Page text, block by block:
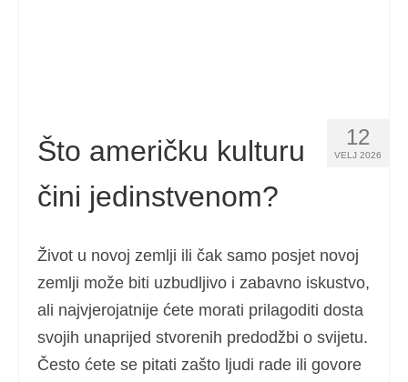
12
VELJ 2026
Što američku kulturu
čini jedinstvenom?
Život u novoj zemlji ili čak samo posjet novoj
zemlji može biti uzbudljivo i zabavno iskustvo,
ali najvjerojatnije ćete morati prilagoditi dosta
svojih unaprijed stvorenih predodžbi o svijetu.
Često ćete se pitati zašto ljudi rade ili govore